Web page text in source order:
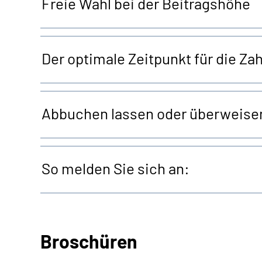
Der optimale Zeitpunkt für die
Abbuchen lassen oder
So melden Sie sich an:
Broschüren